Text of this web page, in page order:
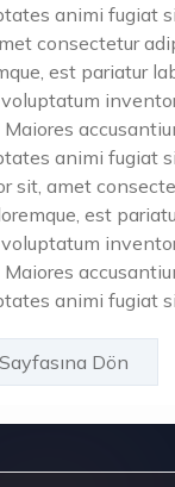
animi fugiat
consectetur
est pariatur
animi fugiat
sit, amet
est
animi fugiat
Dön